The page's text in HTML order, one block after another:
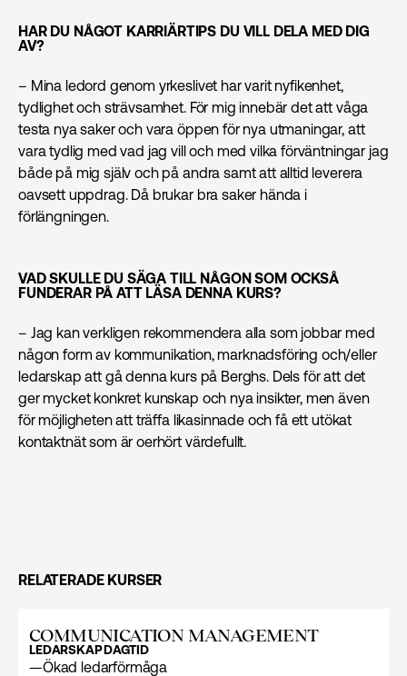
HAR DU NÅGOT KARRIÄRTIPS DU VILL DELA MED DIG
AV?
– Mina ledord genom yrkeslivet har varit nyfikenhet,
tydlighet och strävsamhet. För mig innebär det att våga
testa nya saker och vara öppen för nya utmaningar, att
vara tydlig med vad jag vill och med vilka förväntningar jag
både på mig själv och på andra samt att alltid leverera
oavsett uppdrag. Då brukar bra saker hända i
förlängningen.
VAD SKULLE DU SÄGA TILL NÅGON SOM OCKSÅ
FUNDERAR PÅ ATT LÄSA DENNA KURS?
– Jag kan verkligen rekommendera alla som jobbar med
någon form av kommunikation, marknads­föring och/eller
ledarskap att gå denna kurs på Berghs. Dels för att det
ger mycket konkret kunskap och nya insikter, men även
för möjligheten att träffa likasinnade och få ett utökat
kontaktnät som är oerhört värdefullt.
RELATERADE KURSER
COMMUNICATION MANAGEMENT
LEDARSKAPDAGTID
—Ökad ledarförmåga